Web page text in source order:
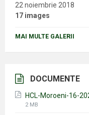
22 noiembrie 2018
17 images
MAI MULTE GALERII
DOCUMENTE
HCL-Moroeni-16-
File
2 MB